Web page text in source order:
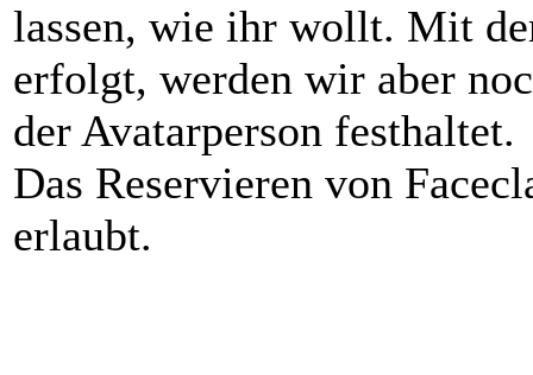
lassen, wie ihr wollt. Mit
erfolgt, werden wir aber
der Avatarperson festhaltet.
Das Reservieren von
erlaubt.